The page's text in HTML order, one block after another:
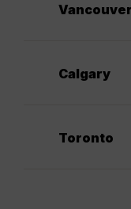
Vancouver
Calgary
Toronto